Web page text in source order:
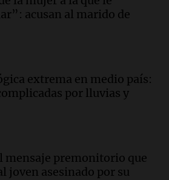
esposo
de Mendoza
por intenso
en la alta montaña
acusan al marido de
extrema en medio país:
por lluvias y
mensaje premonitorio que
joven asesinado por su